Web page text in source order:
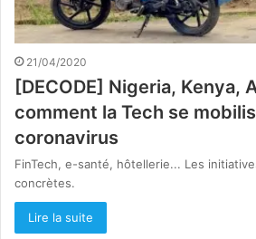
21/04/2020
[DECODE] Nigeria, Kenya,
comment la Tech se
coronavirus
FinTech, e-santé, hôtellerie... Les
concrètes.
Lire la suite